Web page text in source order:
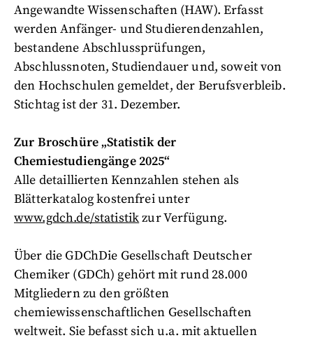
Angewandte Wissenschaften (HAW). Erfasst
werden Anfänger- und Studierendenzahlen,
bestandene Abschlussprüfungen,
Abschlussnoten, Studiendauer und, soweit von
den Hochschulen gemeldet, der Berufsverbleib.
Stichtag ist der 31. Dezember.
Zur Broschüre „Statistik der
Chemiestudiengänge 2025“
Alle detaillierten Kennzahlen stehen als
Blätterkatalog kostenfrei unter
www.gdch.de/statistikzur Verfügung.
Über die GDChDie Gesellschaft Deutscher
Chemiker (GDCh) gehört mit rund 28.000
Mitgliedern zu den größten
chemiewissenschaftlichen Gesellschaften
weltweit. Sie befasst sich u.a. mit aktuellen